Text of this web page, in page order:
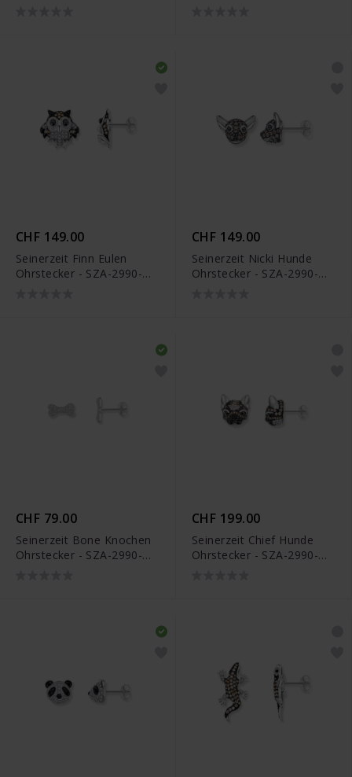
CHF 149.00
Seinerzeit Finn Eulen
Ohrstecker - SZA-2990-
CHF 149.00
Seinerzeit Nicki Hunde
Ohrstecker - SZA-2990-
CHF 79.00
Seinerzeit Bone Knochen
Ohrstecker - SZA-2990-
CHF 199.00
Seinerzeit Chief Hunde
Ohrstecker - SZA-2990-